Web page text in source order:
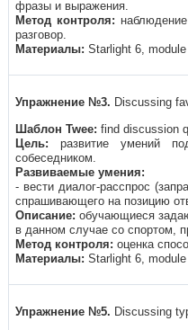
фразы и выражения.
Метод контроля:
разговор.
Материалы: Starlight 6,
Упражнение№3. Discussing
Шаблон Twee: find discussion
Цель: развитие умений
собеседником.
Развиваемые умения:
- вести диалог-расспрос
спрашивающего на позицию
Описание: обучающиеся
в данном случае со спортом,
Метод контроля: оценка
Материалы: Starlight 6,
Упражнение№5. Discussing